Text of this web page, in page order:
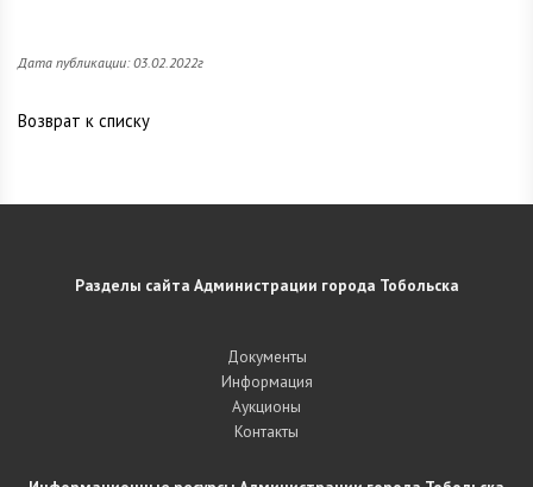
Дата публикации: 03.02.2022г
Возврат к списку
Разделы сайта Администрации города Тобольска
Документы
Информация
Аукционы
Контакты